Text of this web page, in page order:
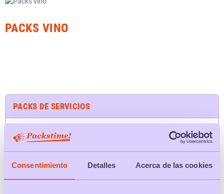
Consentimiento Detalles Acerca de las cookies
PACKS DE SERVICIOS
Elige tu ciudad
BUSCAR
PACKS VINO